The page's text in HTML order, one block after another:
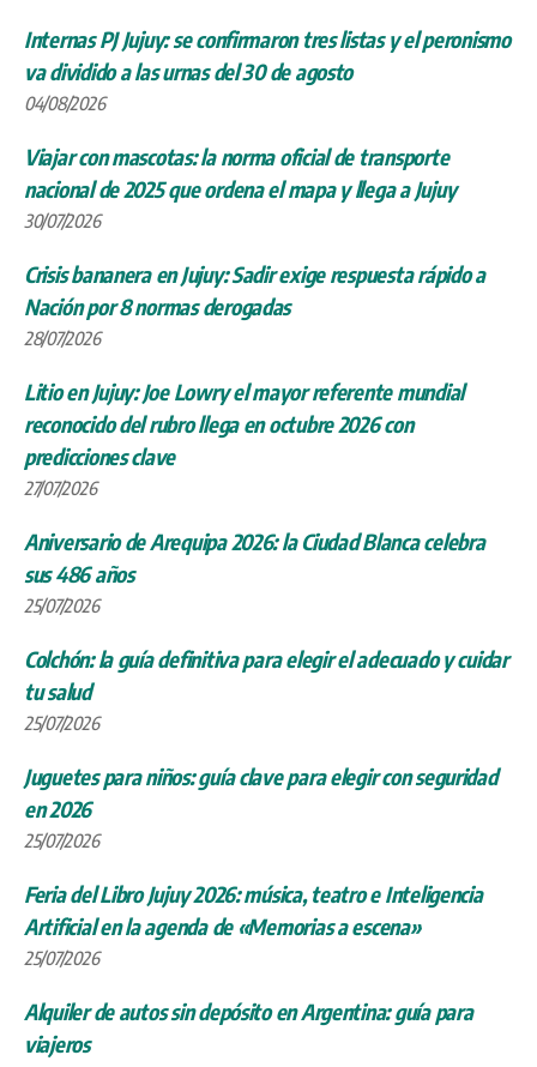
Internas PJ Jujuy: se confirmaron tres listas y el peronismo
va dividido a las urnas del 30 de agosto
04/08/2026
Viajar con mascotas: la norma oficial de transporte
nacional de 2025 que ordena el mapa y llega a Jujuy
30/07/2026
Crisis bananera en Jujuy: Sadir exige respuesta rápido a
Nación por 8 normas derogadas
28/07/2026
Litio en Jujuy: Joe Lowry el mayor referente mundial
reconocido del rubro llega en octubre 2026 con
predicciones clave
27/07/2026
Aniversario de Arequipa 2026: la Ciudad Blanca celebra
sus 486 años
25/07/2026
Colchón: la guía definitiva para elegir el adecuado y cuidar
tu salud
25/07/2026
Juguetes para niños: guía clave para elegir con seguridad
en 2026
25/07/2026
Feria del Libro Jujuy 2026: música, teatro e Inteligencia
Artificial en la agenda de «Memorias a escena»
25/07/2026
Alquiler de autos sin depósito en Argentina: guía para
viajeros